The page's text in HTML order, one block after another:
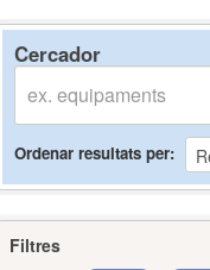
Cercador
Ordenar resultats per
Filtres